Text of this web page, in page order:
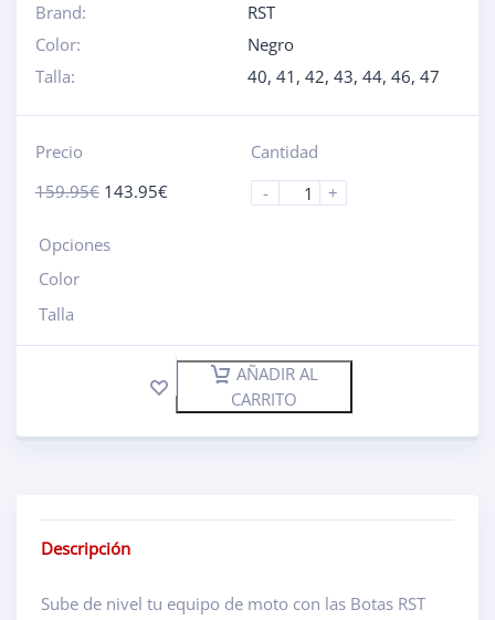
Brand:
RST
Color:
Negro
Talla:
40, 41 , 42, 43, 44, 46, 47
Precio
159.95€ 143.95€
Cantidad
-
+
Opciones
Color
Talla
AÑADIR AL
CARRITO
Descripción
Sube de nivel tu equipo de moto con las Botas RST